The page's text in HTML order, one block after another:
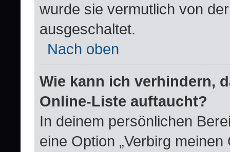
wurde sie vermutlich von
ausgeschaltet.
Nach oben
Wie kann ich verhindern,
Online-Liste auftaucht?
In deinem persönlichen
eine Option „Verbirg